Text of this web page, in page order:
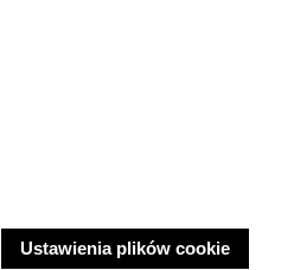
Ustawienia plików cookie